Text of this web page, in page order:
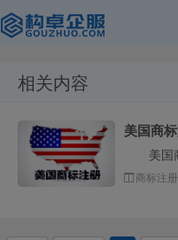
相关内容
商标注册